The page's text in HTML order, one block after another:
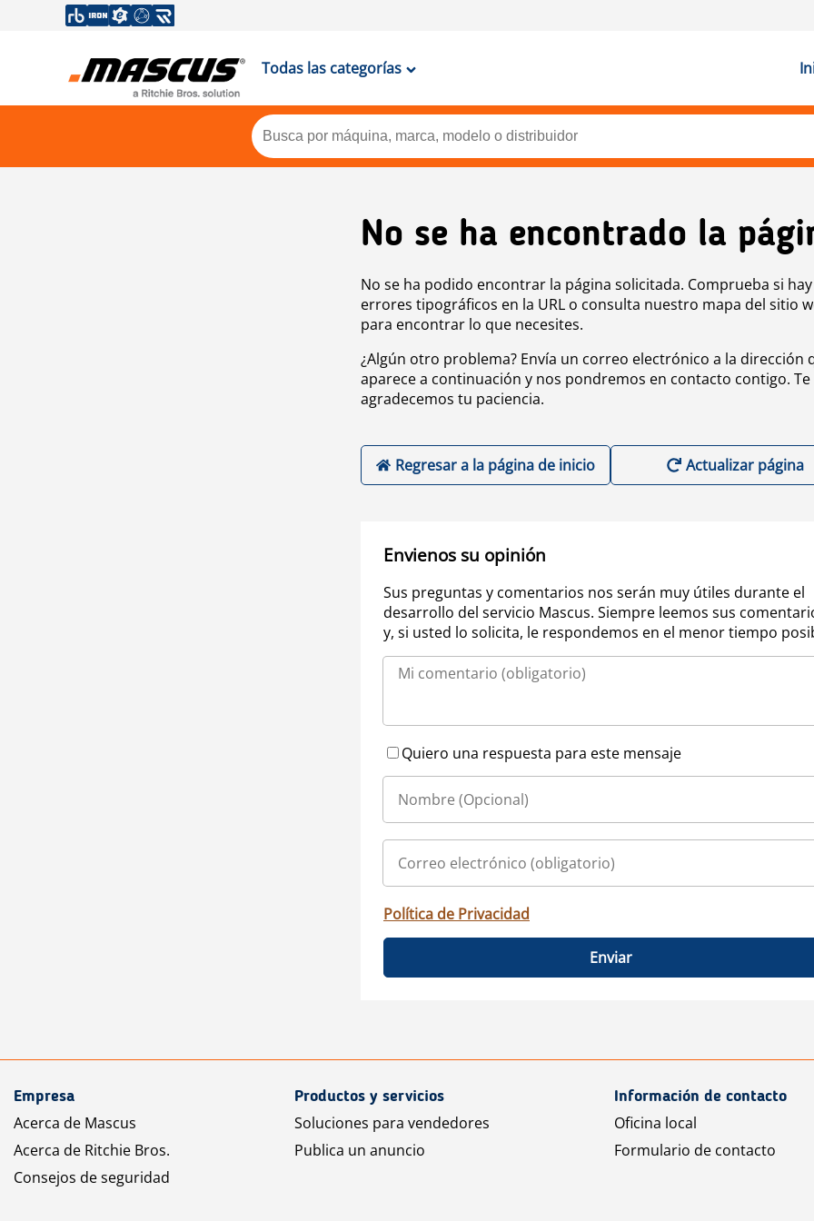
Todas las categorías
No se ha encontrado la
No se ha podido encontrar la página solicitada. Comprueba si hay
errores tipográficos en la URL o consulta nuestro mapa del sitio
para encontrar lo que necesites.
¿Algún otro problema? Envía un correo electrónico a la dirección
aparece a continuación y nos pondremos en contacto contigo. Te
agradecemos tu paciencia.
Regresar a la página de inicio Actualizar página
Envienos su opinión
Sus preguntas y comentarios nos serán muy útiles durante el
desarrollo del servicio Mascus. Siempre leemos sus
y, si usted lo solicita, le respondemos en el menor tiempo
Quiero una respuesta para este mensaje
Política de Privacidad
Enviar
Empresa
Acerca de Mascus
Acerca de Ritchie Bros.
Consejos de seguridad
Productos y servicios
Soluciones para vendedores
Publica un anuncio
Información de contacto
Oficina local
Formulario de contacto